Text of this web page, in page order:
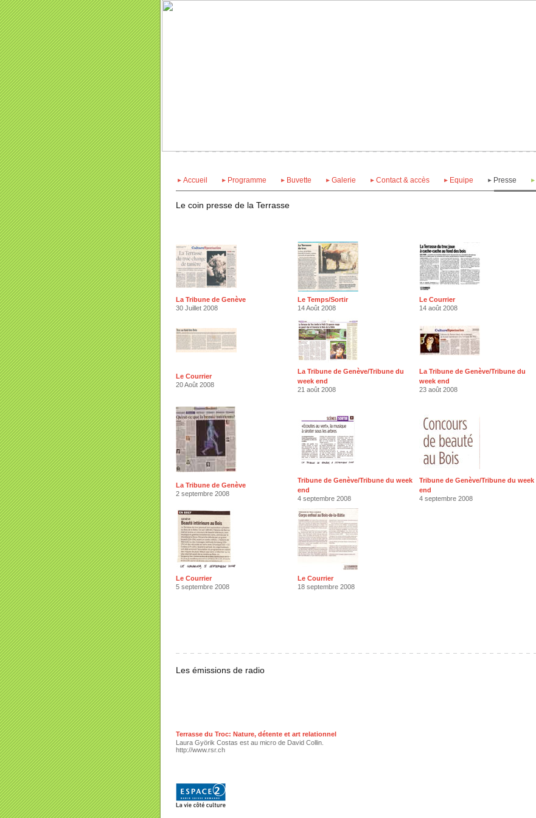
Accueil Programme Buvette Galerie Contact & accès Equipe Presse
Le coin presse de la Terrasse
La Tribune de Genève
30 Juillet 2008
Le Temps/Sortir
14 Août 2008
Le Courrier
14 août 2008
Le Courrier
20 Août 2008
La Tribune de Genève/Tribune du
week end
21 août 2008
La Tribune de Genève/Tribune du
week end
23 août 2008
La Tribune de Genève
2 septembre 2008
Tribune de Genève/Tribune du week
end
4 septembre 2008
Tribune de Genève/Tribune du week
end
4 septembre 2008
Le Courrier
5 septembre 2008
Le Courrier
18 septembre 2008
Les émissions de radio
Terrasse du Troc: Nature, détente et art relationnel
Laura Györik Costas est au micro de David Collin.
http://www.rsr.ch